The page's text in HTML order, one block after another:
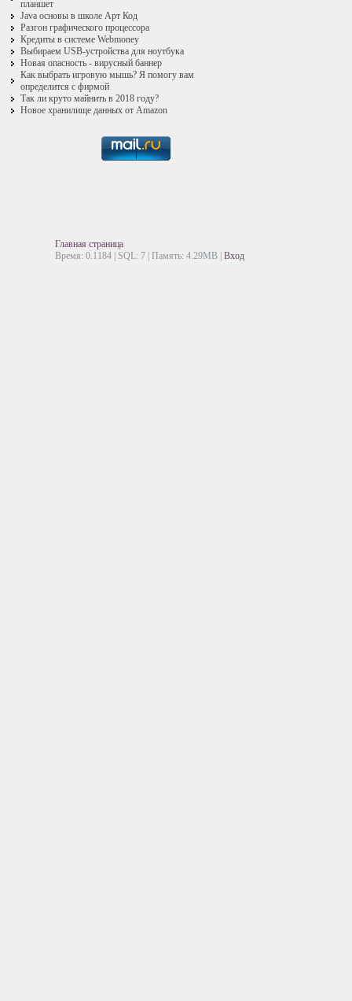
планшет
Java основы в школе Арт Код
Разгон графического процессора
Кредиты в системе Webmoney
Выбираем USB-устройства для ноутбука
Новая опасность - вирусный баннер
Как выбрать игровую мышь? Я помогу вам
определится с фирмой
Так ли круто майнить в 2018 году?
Новое хранилище данных от Amazon
Главная страница
Время: 0.1184 | SQL: 7 | Память: 4.29MB Вход